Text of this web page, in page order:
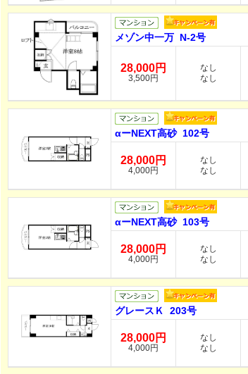
メゾン中一万 N-2号
28,000円
3,500円
なし
なし
αーNEXT高砂 102号
28,000円
4,000円
なし
なし
αーNEXT高砂 103号
28,000円
4,000円
なし
なし
グレースＫ 203号
28,000円
4,000円
なし
なし